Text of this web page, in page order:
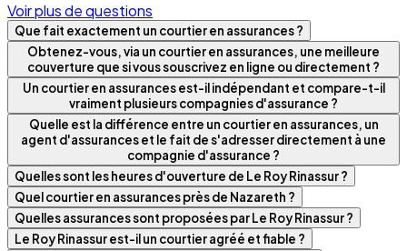
Voir plus de questions
Que fait exactement un courtier en assurances ?
Obtenez-vous, via un courtier en assurances, une meilleure
couverture que si vous souscrivez en ligne ou directement ?
Un courtier en assurances est-il indépendant et compare-t-il
vraiment plusieurs compagnies d'assurance ?
Quelle est la différence entre un courtier en assurances, un
agent d'assurances et le fait de s'adresser directement à une
compagnie d'assurance ?
Quelles sont les heures d'ouverture de Le Roy Rinassur ?
Quel courtier en assurances près de Nazareth ?
Quelles assurances sont proposées par Le Roy Rinassur ?
Le Roy Rinassur est-il un courtier agréé et fiable ?